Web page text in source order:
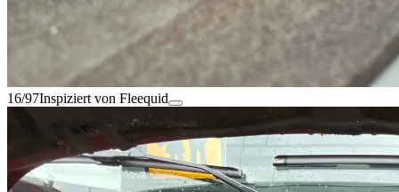
16/97Inspiziert von Fleequid